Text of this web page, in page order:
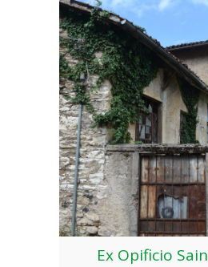
Ex Opificio